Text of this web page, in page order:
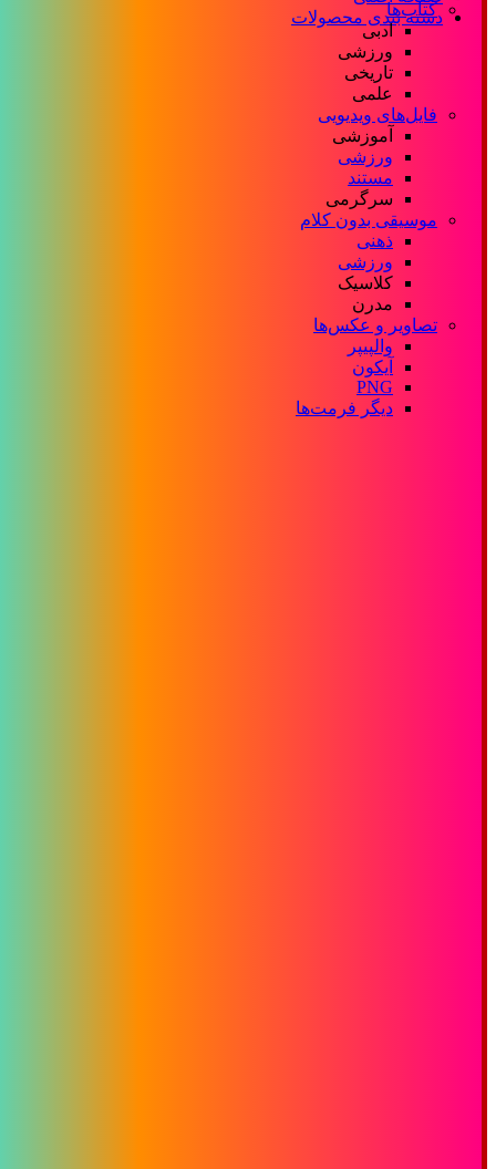
دسته بندی محصولات
کتاب‌ها
ادبی
ورزشی
تاریخی
علمی
فایل‌های ویدیویی
آموزشی
ورزشی
مستند
سرگرمی
موسیقی بدون کلام
ذهنی
ورزشی
کلاسیک
مدرن
تصاویر و عکس‌ها
والپیپر
آیکون
PNG
دیگر فرمت‌ها